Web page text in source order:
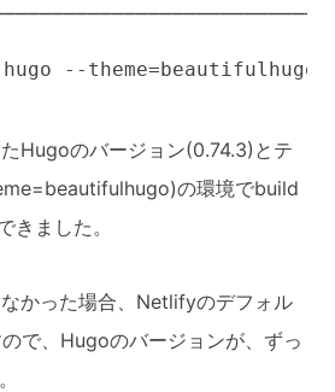
hugo --
Hugoのバージョン(0.74.3)とテ
の環境でbuild
きました。
かった場合、Netlifyのデフォル
で、Hugoのバージョンが、ずっ